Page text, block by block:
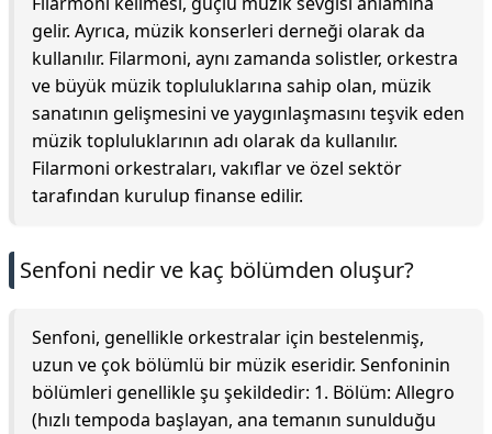
gelir. Ayrıca, müzik konserleri derneği olarak da
kullanılır. Filarmoni, aynı zamanda solistler, orkestra
ve büyük müzik topluluklarına sahip olan, müzik
sanatının gelişmesini ve yaygınlaşmasını teşvik eden
müzik topluluklarının adı olarak da kullanılır.
Filarmoni orkestraları, vakıflar ve özel sektör
tarafından kurulup finanse edilir.
Senfoni nedir ve kaç bölümden oluşur?
Senfoni, genellikle orkestralar için bestelenmiş,
uzun ve çok bölümlü bir müzik eseridir. Senfoninin
bölümleri genellikle şu şekildedir: 1. Bölüm: Allegro
(hızlı tempoda başlayan, ana temanın sunulduğu